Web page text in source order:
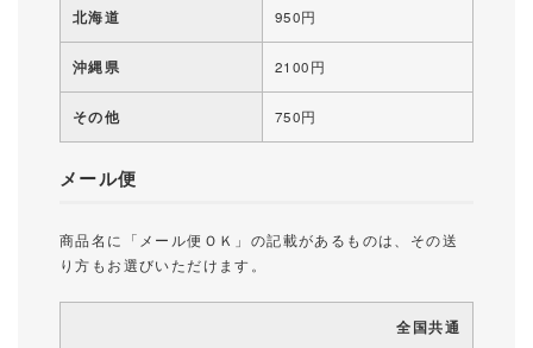
北海道 950円
沖縄県 2100円
その他 750円
メール便
商品名に「メール便ＯＫ」の記載があるものは、その送
り方もお選びいただけます。
全国共通